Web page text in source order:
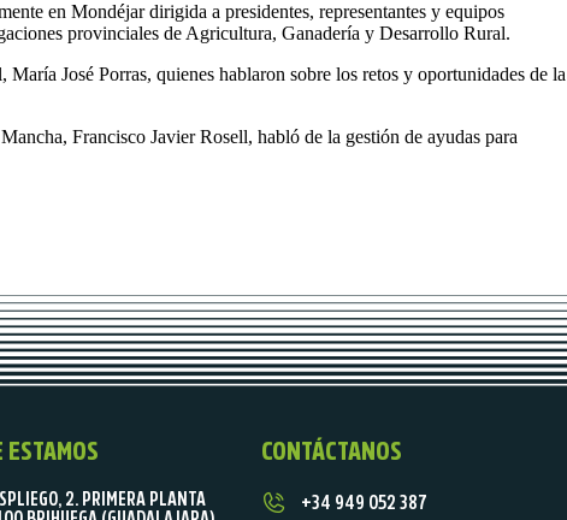
en Mondéjar dirigida a presidentes, representantes y equipos
provinciales de Agricultura, Ganadería y Desarrollo Rural.
José Porras, quienes hablaron sobre los retos y oportunidades de la
Francisco Javier Rosell, habló de la gestión de ayudas para
ESTAMOS
2. PRIMERA PLANTA
CONTÁCTANOS
+34 949 052 387